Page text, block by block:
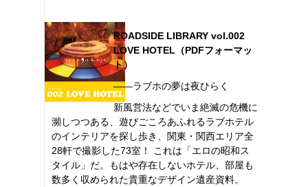
ROADSIDE LIBRARY vol.002
LOVE HOTEL（PDFフォーマッ
ト）
――ラブホの夢は夜ひらく
新風営法などでいま絶滅の危機に
瀕しつつある、遊びごころあふれるラブホテル
のインテリアを探し歩き、関東・関西エリア全
28軒で撮影した73室！ これは「エロの昭和ス
タイル」だ。もはや存在しないホテル、部屋も
数多く収められた貴重なデザイン遺産資料。